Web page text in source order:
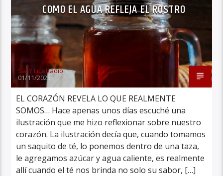
COMO EL AGUA REFLEJA EL ROSTRO
Sal Y Luz Radio
01/11/2025
EL CORAZÓN REVELA LO QUE REALMENTE
SOMOS… Hace apenas unos días escuché una
ilustración que me hizo reflexionar sobre nuestro
corazón. La ilustración decía que, cuando tomamos
un saquito de té, lo ponemos dentro de una taza,
le agregamos azúcar y agua caliente, es realmente
allí cuando el té nos brinda no solo su sabor, […]